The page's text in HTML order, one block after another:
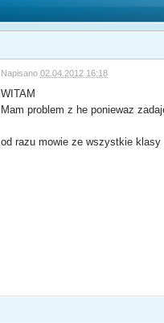
Napisano02.04.2012 16:18
WITAM
Mam problem z he poniewaz
od razu mowie ze wszystkie klasy